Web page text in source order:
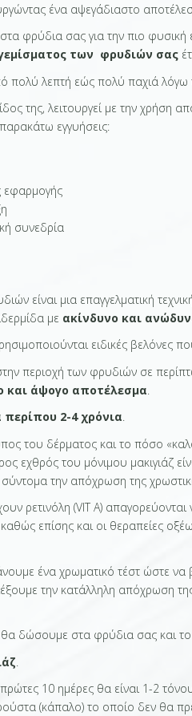
ένα αψεγάδιαστο
φρύδια σας για την πιο
των φρυδιών σας
πολύ λεπτή εώς πολύ παχιά λόγω
της, λειτουργεί με την χρήση
εγγυήσεις:
εφαρμογής
συνεδρία
είναι μια επαγγελματική
με ακίνδυνο και
ειδικές βελόνες
περιοχή των φρυδιών σε
και άψογο αποτέλεσμα
περίπου 2-4 χρόνια.
του δέρματος και το πόσο
εχθρός του μόνιμου μακιγιάζ
την απόχρωση της
ρετινόλη (VIT A)
καθώς επίσης και οι θεραπείες
ένα χρωματικό τέστ ώστε
την κατάλληλη απόχρωση
δώσουμε στα φρύδια σας και
10 ημέρες θα είναι 1-2
(κάπαλο) το οποίο δεν θα